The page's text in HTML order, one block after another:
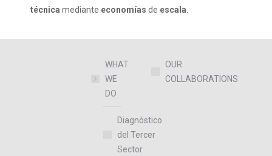
técnica mediante economías de escala
WHAT
WE
DO
Diagnóstico
del Tercer
Sector
OUR
COLLABORATIONS